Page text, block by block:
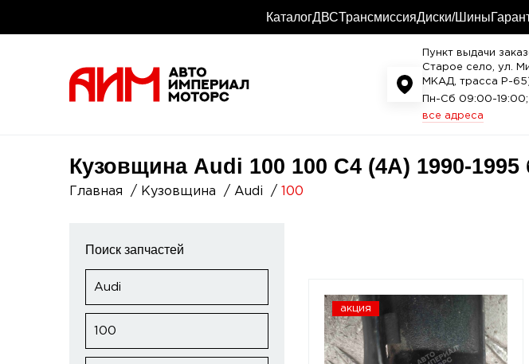
КаталогДВСТрансмиссияДиски/Шины
Пункт выдачи
Старое село, ул.
МКАД, трасса P-
Пн-Сб 09:00-
все адреса
Кузовщина Audi 100 100 C4 (4A) 1990-1995
Главная Кузовщина Audi 100
Поиск запчастей
Audi
100
акция